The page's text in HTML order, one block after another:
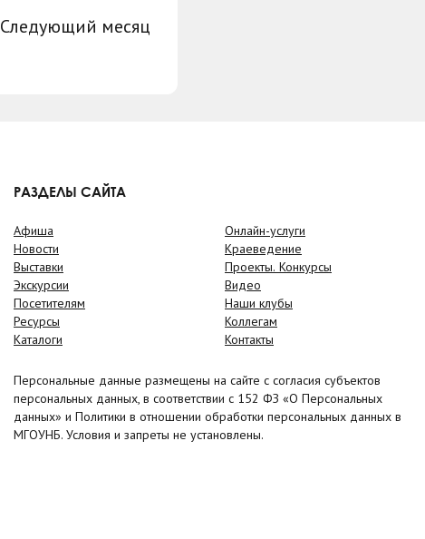
Следующий месяц
РАЗДЕЛЫ САЙТА
Афиша
Новости
Выставки
Экскурсии
Посетителям
Ресурсы
Каталоги
Онлайн-услуги
Краеведение
Проекты. Конкурсы
Видео
Наши клубы
Коллегам
Контакты
Персональные данные размещены на сайте с согласия субъектов
персональных данных, в соответствии с 152 ФЗ «О Персональных
данных» и Политики в отношении обработки персональных данных в
МГОУНБ. Условия и запреты не установлены.